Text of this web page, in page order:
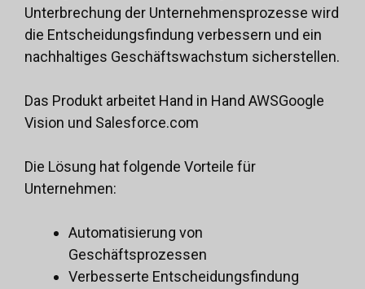
Unterbrechung der Unternehmensprozesse wird
die Entscheidungsfindung verbessern und ein
nachhaltiges Geschäftswachstum sicherstellen.
Das Produkt arbeitet Hand in Hand AWSGoogle
Vision und Salesforce.com
Die Lösung hat folgende Vorteile für
Unternehmen:
Automatisierung von
Geschäftsprozessen
Verbesserte Entscheidungsfindung